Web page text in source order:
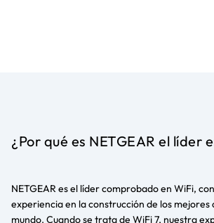
¿Por qué es NETGEAR el líder
NETGEAR es el líder comprobado en WiFi,
experiencia en la construcción de los mejores
mundo. Cuando se trata de WiFi 7, nuestra